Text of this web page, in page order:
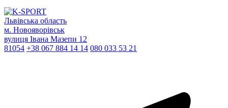
Львівська область
м. Новояворівськ
вулиця Івана Мазепи 12
81054 +38 067 884 14 14 080 033 53 21